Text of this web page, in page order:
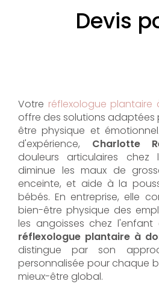
Devis
Votre réflexologue plantaire
offre des solutions adaptées
être physique et
d'expérience, Charlotte
douleurs articulaires
diminue les maux de
enceinte, et aide à la
bébés. En entreprise, elle
bien-être physique des
les angoisses chez l'enfant
réflexologue plantaire à
distingue par son
personnalisée pour chaque
mieux-être global.